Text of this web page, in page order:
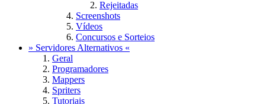
Rejeitadas
Screenshots
Vídeos
Concursos e Sorteios
» Servidores Alternativos «
Geral
Programadores
Mappers
Spriters
Tutoriais